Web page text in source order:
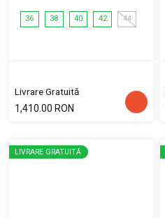
36 38 40 42 44
Livrare Gratuită
1,410.00 RON
LIVRARE GRATUITĂ